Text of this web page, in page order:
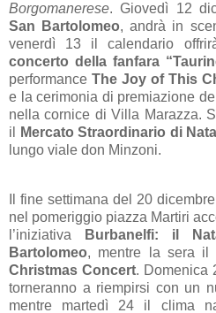
Borgomanerese. Giovedì 12
San Bartolomeo, andrà in
venerdì 13 il calendario
concerto della fanfara
performance The Joy of This
e la cerimonia di premiazione
nella cornice di Villa Marazza.
il
Mercato Straordinario di
lungo viale don Minzoni.
Il fine settimana del 20
nel pomeriggio piazza Martiri
l’iniziativa
Burbanelfi: il
Bartolomeo, mentre la sera il
Christmas Concert. Domenica
torneranno a riempirsi con un
mentre martedì 24 il clima